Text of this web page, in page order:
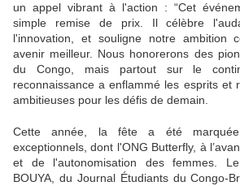
un appel vibrant à l'action : “Cet
simple remise de prix. Il célèbre
l'innovation, et souligne notre ambition
avenir meilleur. Nous honorerons des
du Congo, mais partout sur le
reconnaissance a enflammé les esprits et
ambitieuses pour les défis de demain.
Cette année, la fête a été
exceptionnels, dont l'ONG Butterfly, à
et de l'autonomisation des femmes. Le
BOUYA, du Journal Étudiants du Congo-